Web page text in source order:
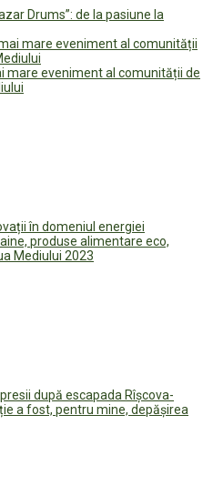
Drums”: de la pasiune la
mare eveniment al comunității de
în domeniul energiei
produse alimentare eco,
Mediului 2023
după escapada Rîșcova-
a fost, pentru mine, depășirea